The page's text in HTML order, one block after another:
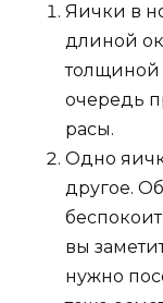
Яички в
длиной
толщиной
очередь
расы.
Одно
другое.
вы
нужно